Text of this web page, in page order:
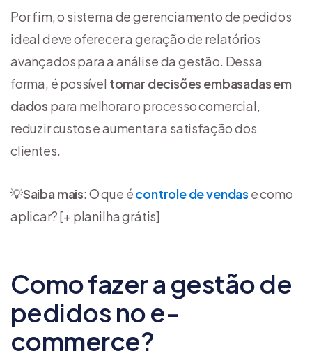
Por fim, o sistema de gerenciamento de pedidos
ideal deve oferecer a geração de relatórios
avançados para a análise da gestão. Dessa
forma, é possível tomar decisões embasadas em
dados para melhorar o processo comercial,
reduzir custos e aumentar a satisfação dos
clientes.
💡Saiba mais: O que écontrole de vendas e como
aplicar? [+ planilha grátis]
Como fazer a gestão de
pedidos no e-
commerce?